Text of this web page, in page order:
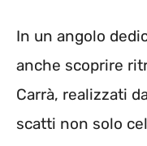
In un angolo
anche scoprire
Carrà, realizzati
scatti non solo